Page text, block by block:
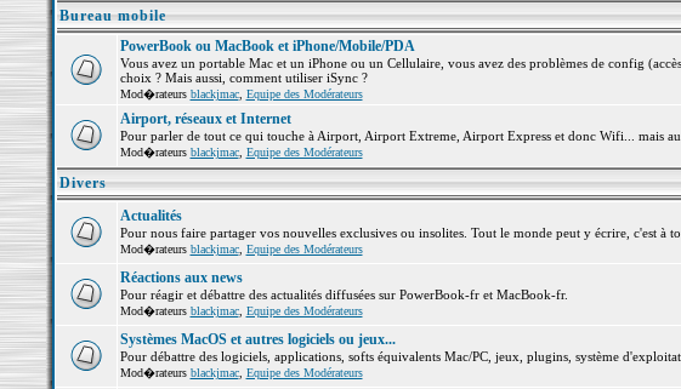
Bureau mobile
PowerBook ou MacBook et iPhone/Mobile/PDA
Vous avez un portable Mac et un iPhone ou un Cellulaire, vous avez des problèmes de config
choix ? Mais aussi, comment utiliser iSync ?
Mod�rateurs blackjmac, Equipe des Modérateurs
Airport, réseaux et Internet
Pour parler de tout ce qui touche à Airport, Airport Extreme, Airport Express et donc Wifi... mais
Mod�rateurs blackjmac, Equipe des Modérateurs
Divers
Actualités
Pour nous faire partager vos nouvelles exclusives ou insolites. Tout le monde peut y écrire, c'est à
Mod�rateurs blackjmac, Equipe des Modérateurs
Réactions aux news
Pour réagir et débattre des actualités diffusées sur PowerBook-fr et MacBook-fr.
Mod�rateurs blackjmac, Equipe des Modérateurs
Systèmes MacOS et autres logiciels ou jeux...
Pour débattre des logiciels, applications, softs équivalents Mac/PC, jeux, plugins, système
Mod�rateurs blackjmac, Equipe des Modérateurs